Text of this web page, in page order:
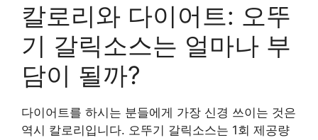
칼로리와 다이어트: 오뚜
기 갈릭소스는 얼마나 부
담이 될까?
다이어트를 하시는 분들에게 가장 신경 쓰이는 것은
역시 칼로리입니다. 오뚜기 갈릭소스는 1회 제공량